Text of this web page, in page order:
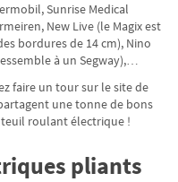
Sunrise Medical
New Live (le Magix est
bordures de 14 cm), Nino
à un Segway),…
faire un tour sur le site de
une tonne de bons
roulant électrique !
pliants